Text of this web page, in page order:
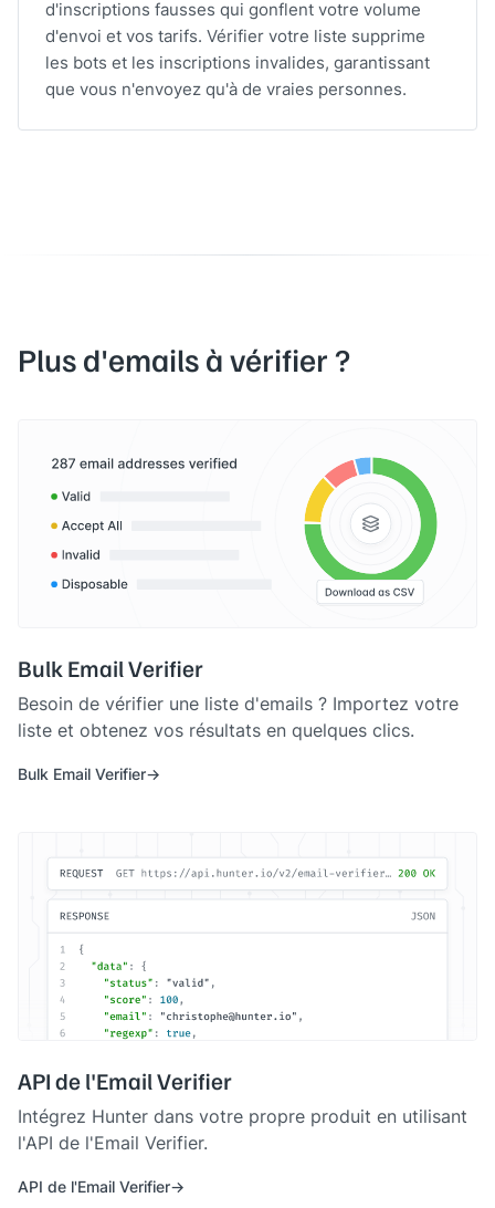
d'inscriptions fausses qui gonflent votre volume
d'envoi et vos tarifs. Vérifier votre liste supprime
les bots et les inscriptions invalides, garantissant
que vous n'envoyez qu'à de vraies personnes.
Plus d'emails à vérifier ?
Bulk Email Verifier
Besoin de vérifier une liste d'emails ? Importez votre
liste et obtenez vos résultats en quelques clics.
Bulk Email Verifier
API de l'Email Verifier
Intégrez Hunter dans votre propre produit en utilisant
l'API de l'Email Verifier.
API de l'Email Verifier